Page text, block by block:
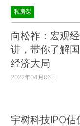
私房课
向松祚：宏观
讲，带你了解
经济大局
2022年04月06日
宇树科技IPO